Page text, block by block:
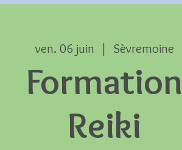
ven. 06 juin
  |
Sèvremoine
Formation
Reiki